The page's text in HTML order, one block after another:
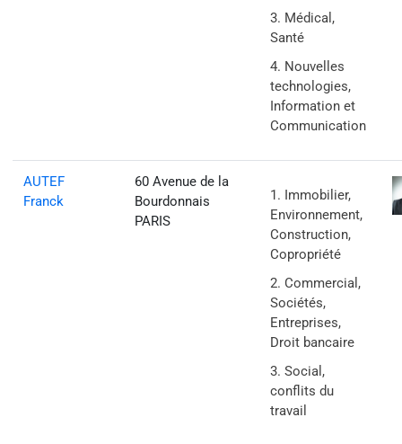
Médical,
Santé
Nouvelles
technologies,
Information et
Communication
AUTEF
Franck
60 Avenue de la
Bourdonnais
PARIS
Immobilier,
Environnement,
Construction,
Copropriété
Commercial,
Sociétés,
Entreprises,
Droit bancaire
Social,
conflits du
travail